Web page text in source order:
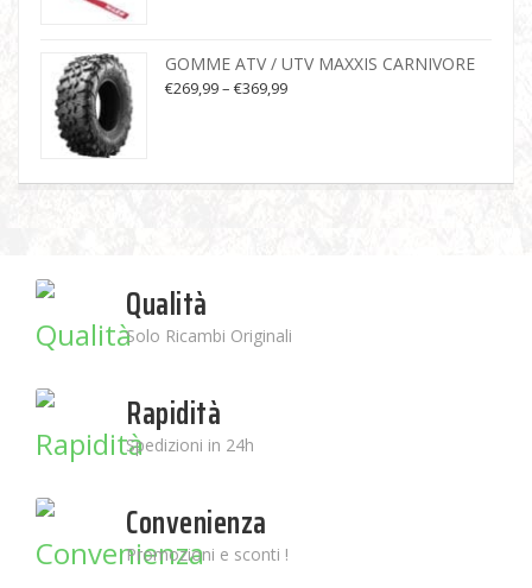
GOMME ATV / UTV MAXXIS CARNIVORE
€269,99– €369,99
Qualità
Solo Ricambi Originali
Rapidità
Spedizioni in 24h
Convenienza
Promozioni e sconti !